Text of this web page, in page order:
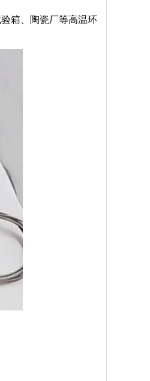
箱、陶瓷厂等高温环